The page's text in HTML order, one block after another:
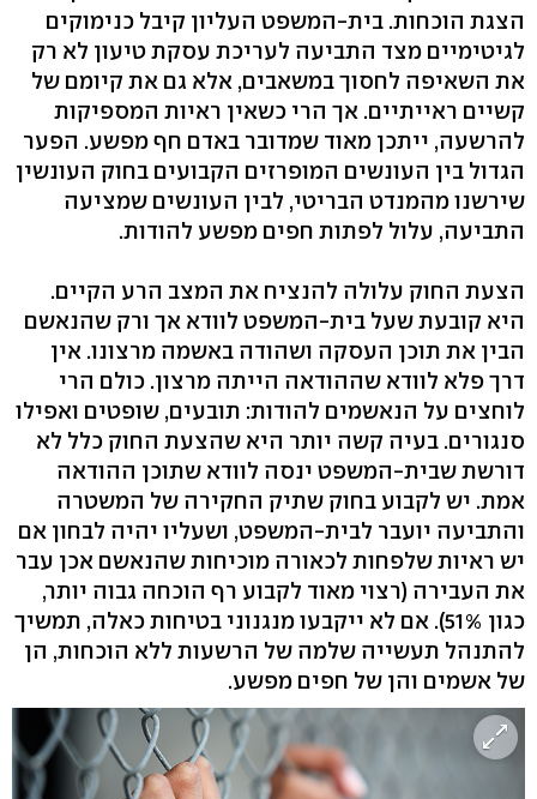
הצגת הוכחות. בית-המשפט העליון קיבל כנימוקים
לגיטימיים מצד התביעה לעריכת עסקת טיעון לא רק
את השאיפה לחסוך במשאבים, אלא גם את קיומם של
קשיים ראייתיים. אך הרי כשאין ראיות המספיקות
להרשעה, ייתכן מאוד שמדובר באדם חף מפשע. הפער
הגדול בין העונשים המופרזים הקבועים בחוק העונשין
שירשנו מהמנדט הבריטי, לבין העונשים שמציעה
התביעה, עלול לפתות חפים מפשע להודות.
הצעת החוק עלולה להנציח את המצב הרע הקיים.
היא קובעת שעל בית-המשפט לוודא אך ורק שהנאשם
הבין את תוכן העסקה ושהודה באשמה מרצונו. אין
דרך פלא לוודא שההודאה הייתה מרצון. כולם הרי
לוחצים על הנאשמים להודות: תובעים, שופטים ואפילו
סנגורים. בעיה קשה יותר היא שהצעת החוק כלל לא
דורשת שבית-המשפט ינסה לוודא שתוכן ההודאה
אמת. יש לקבוע בחוק שתיק החקירה של המשטרה
והתביעה יועבר לבית-המשפט, ושעליו יהיה לבחון אם
יש ראיות שלפחות לכאורה מוכיחות שהנאשם אכן עבר
את העבירה (רצוי מאוד לקבוע רף הוכחה גבוה יותר,
כגון 51%). אם לא ייקבעו מנגנוני בטיחות כאלה, תמשיך
להתנהל תעשייה שלמה של הרשעות ללא הוכחות, הן
של אשמים והן של חפים מפשע.